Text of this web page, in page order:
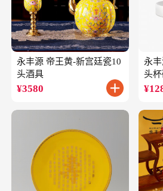
永丰源 帝王黄-新宫廷瓷10
头酒具
¥3580
永
头杯
¥